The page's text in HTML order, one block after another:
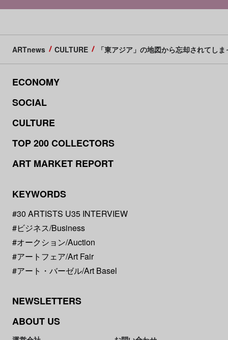
ARTnews CULTURE 「東アジア」の地図から忘却されてし
ECONOMY
SOCIAL
CULTURE
TOP 200 COLLECTORS
ART MARKET REPORT
KEYWORDS
#30 ARTISTS U35 INTERVIEW
#ビジネス/Business
#オークション/Auction
#アートフェア/Art Fair
#アート・バーゼル/Art Basel
NEWSLETTERS
ABOUT US